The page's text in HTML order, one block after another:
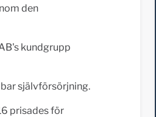
den
kundgrupp
självförsörjning.
prisades för